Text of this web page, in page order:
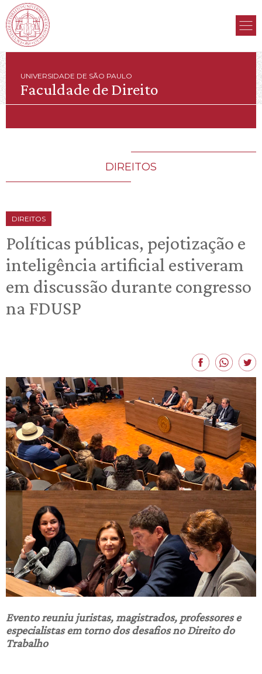
UNIVERSIDADE DE SÃO PAULO
Faculdade de Direito
DIREITOS
DIREITOS
Políticas públicas, pejotização e
inteligência artificial estiveram
em discussão durante congresso
na FDUSP
Evento reuniu juristas, magistrados, professores e
especialistas em torno dos desafios no Direito do
Trabalho